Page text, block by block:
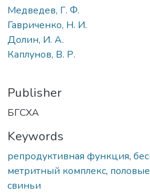
Медведев, Г. Ф.
Гавриченко, Н. И.
Долин, И. А.
Каплунов, В. Р.
Publisher
БГСХА
Keywords
репродуктивная функция,
метритный комплекс,
свиньи